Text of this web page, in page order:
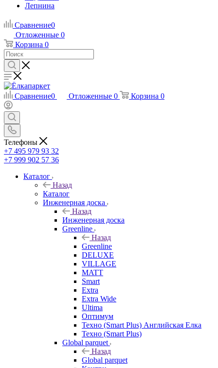
Лепнина
Сравнение0
Отложенные 0
Корзина 0
Сравнение0 Отложенные 0 Корзина 0
Телефоны
+7 495 979 93 32
+7 999 902 57 36
Каталог
Назад
Каталог
Инженерная доска
Назад
Инженерная доска
Greenline
Назад
Greenline
DELUXE
VILLAGE
MATT
Smart
Extra
Extra Wide
Ultima
Оптимум
Техно (Smart Plus) Английская Елка
Техно (Smart Plus)
Global parquet
Назад
Global parquet